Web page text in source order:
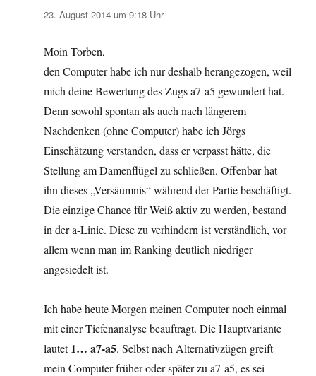
23. August 2014 um 9:18 Uhr
Moin Torben,
den Computer habe ich nur deshalb herangezogen, weil
mich deine Bewertung des Zugs a7-a5 gewundert hat.
Denn sowohl spontan als auch nach längerem
Nachdenken (ohne Computer) habe ich Jörgs
Einschätzung verstanden, dass er verpasst hätte, die
Stellung am Damenflügel zu schließen. Offenbar hat
ihn dieses „Versäumnis“ während der Partie beschäftigt.
Die einzige Chance für Weiß aktiv zu werden, bestand
in der a-Linie. Diese zu verhindern ist verständlich, vor
allem wenn man im Ranking deutlich niedriger
angesiedelt ist.
Ich habe heute Morgen meinen Computer noch einmal
mit einer Tiefenanalyse beauftragt. Die Hauptvariante
lautet1… a7-a5. Selbst nach Alternativzügen greift
mein Computer früher oder später zu a7-a5, es sei